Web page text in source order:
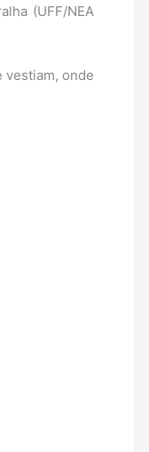
(UFF/NEA
vestiam, onde